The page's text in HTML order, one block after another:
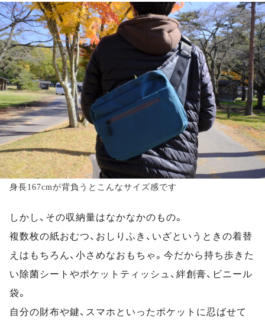
身長167cmが背負うとこんなサイズ感です
しかし、その収納量はなかなかのもの。
複数枚の紙おむつ、おしりふき、いざというときの着替
えはもちろん、小さめなおもちゃ。今だから持ち歩きた
い除菌シートやポケットティッシュ、絆創膏、ビニール
袋。
自分の財布や鍵、スマホといったポケットに忍ばせて